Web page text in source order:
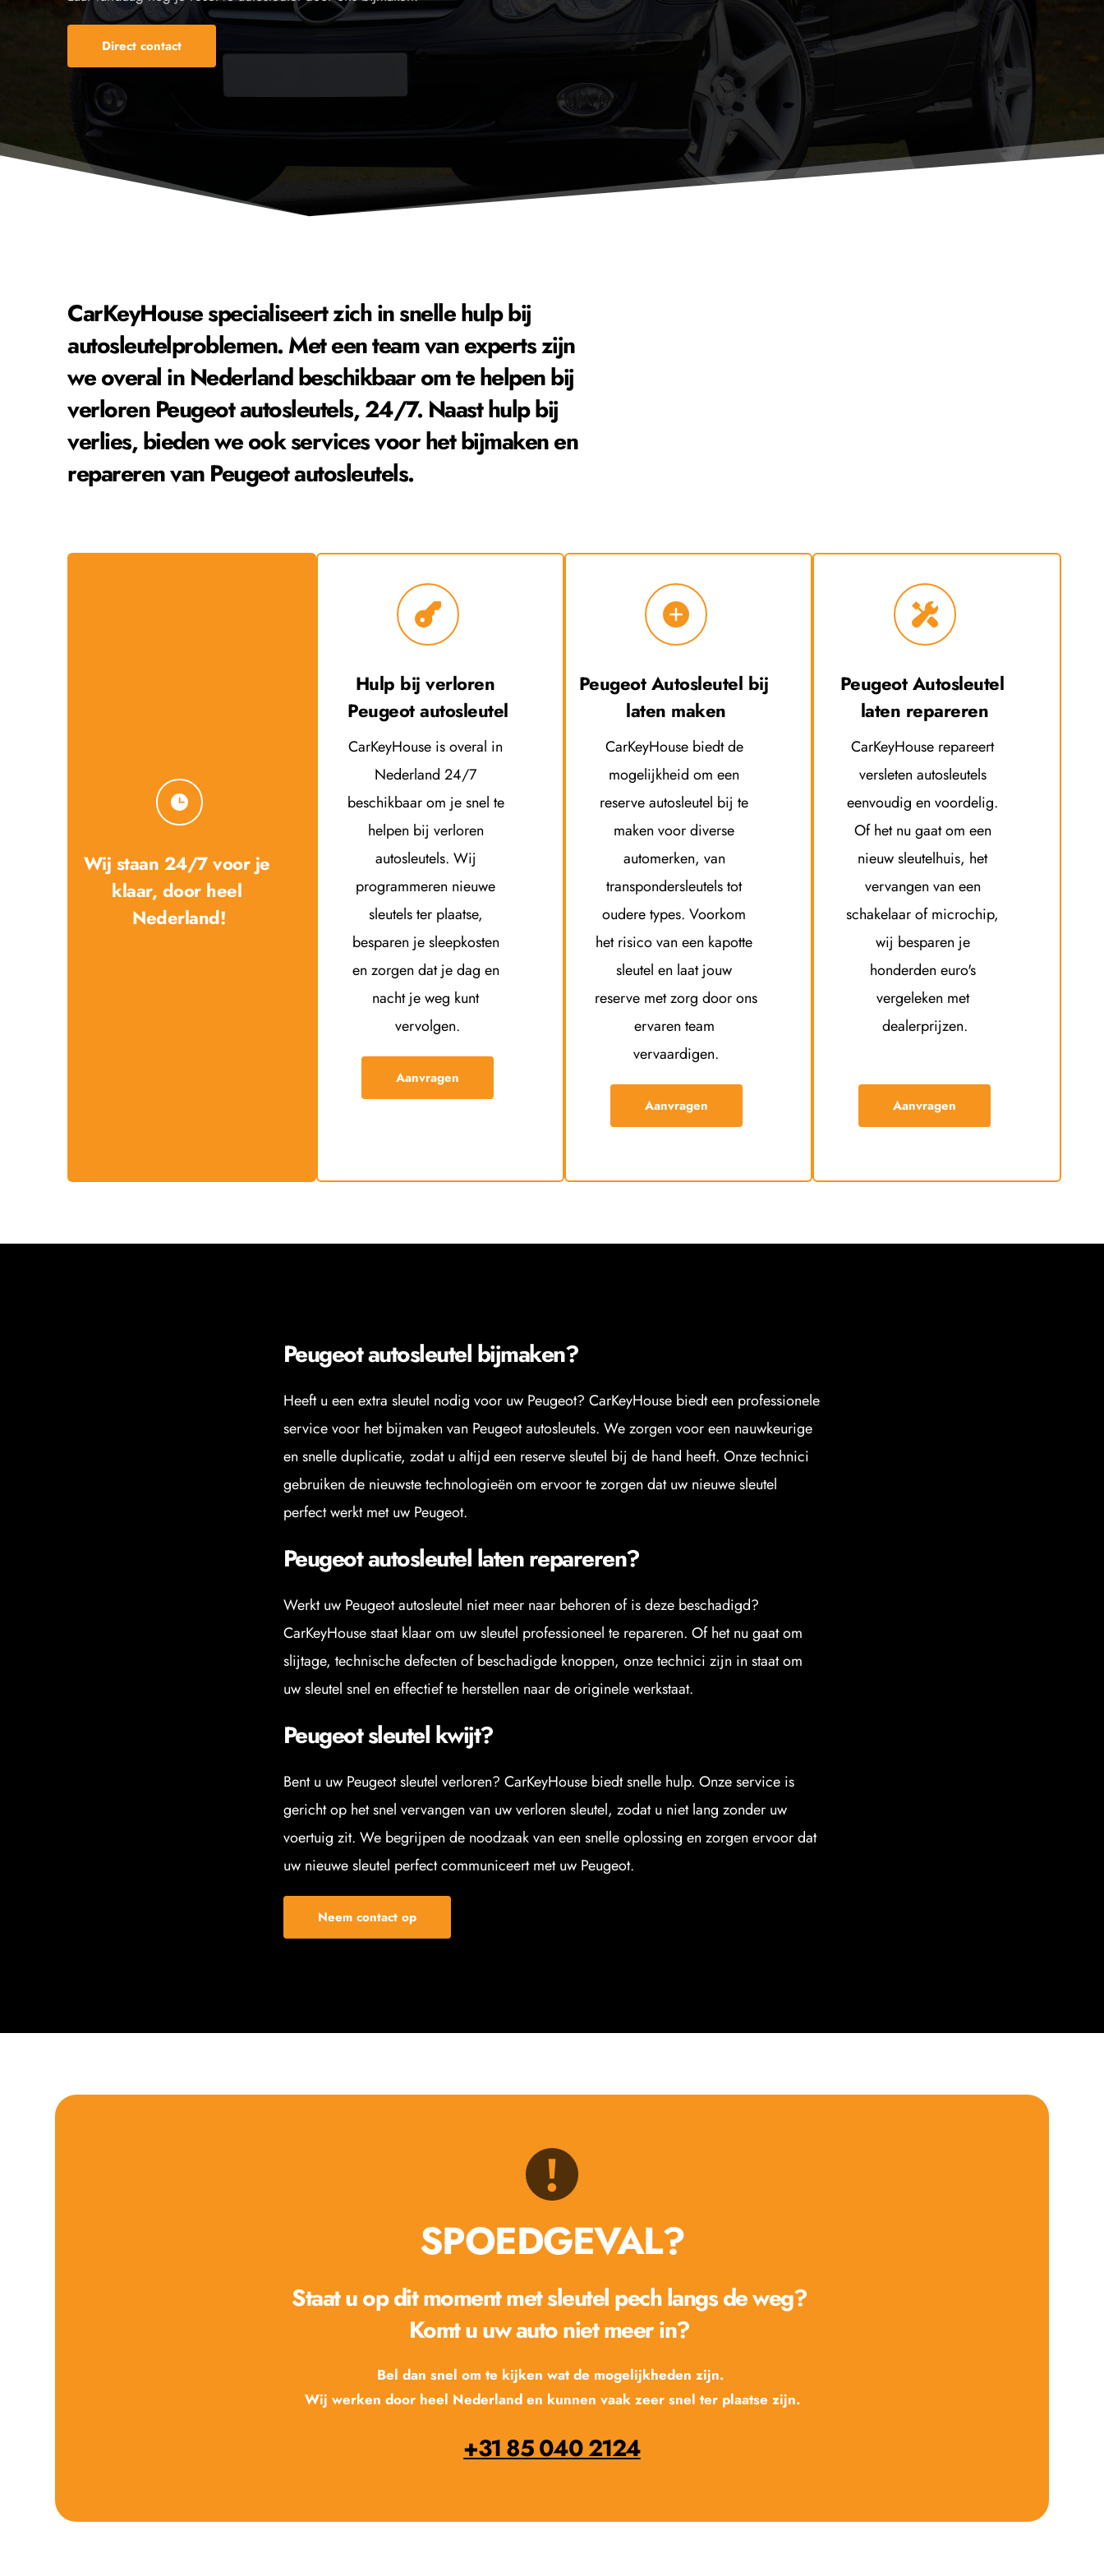
Direct contact
CarKeyHouse specialiseert zich in snelle hulp bij
autosleutelproblemen. Met een team van experts zijn
we overal in Nederland beschikbaar om te helpen bij
verloren Peugeot autosleutels, 24/7. Naast hulp bij
verlies, bieden we ook services voor het bijmaken en
repareren van Peugeot autosleutels.
Wij staan 24/7 voor je
klaar, door heel
Nederland!
Peugeot autosleutel
CarKeyHouse is overal in
Nederland 24/7
beschikbaar om je snel te
helpen bij verloren
autosleutels. Wij
programmeren nieuwe
sleutels ter plaatse,
besparen je sleepkosten
en zorgen dat je dag en
nacht je weg kunt
vervolgen.
Aanvragen
Peugeot Autosleutel bij
laten maken
CarKeyHouse biedt de
mogelijkheid om een
reserve autosleutel bij te
maken voor diverse
automerken, van
transpondersleutels tot
oudere types. Voorkom
het risico van een kapotte
sleutel en laat jouw
reserve met zorg door ons
ervaren team
vervaardigen.
Aanvragen
Peugeot Autosleutel
laten repareren
CarKeyHouse repareert
versleten autosleutels
eenvoudig en voordelig.
Of het nu gaat om een
nieuw sleutelhuis, het
vervangen van een
schakelaar of microchip,
wij besparen je
honderden euro's
vergeleken met
dealerprijzen.
Aanvragen
Peugeot autosleutel bijmaken?
Heeft u een extra sleutel nodig voor uw Peugeot? CarKeyHouse biedt een professionele
service voor het bijmaken van Peugeot autosleutels. We zorgen voor een nauwkeurige
en snelle duplicatie, zodat u altijd een reserve sleutel bij de hand heeft. Onze technici
gebruiken de nieuwste technologieën om ervoor te zorgen dat uw nieuwe sleutel
perfect werkt met uw Peugeot.
Peugeot autosleutel laten repareren?
Werkt uw Peugeot autosleutel niet meer naar behoren of is deze beschadigd?
CarKeyHouse staat klaar om uw sleutel professioneel te repareren. Of het nu gaat om
slijtage, technische defecten of beschadigde knoppen, onze technici zijn in staat om
uw sleutel snel en effectief te herstellen naar de originele werkstaat.
Peugeot sleutel kwijt?
Bent u uw Peugeot sleutel verloren? CarKeyHouse biedt snelle hulp. Onze service is
gericht op het snel vervangen van uw verloren sleutel, zodat u niet lang zonder uw
voertuig zit. We begrijpen de noodzaak van een snelle oplossing en zorgen ervoor dat
uw nieuwe sleutel perfect communiceert met uw Peugeot.
Neem contact op
SPOEDGEVAL?
Staat u op dit moment met sleutel pech langs de weg?
Komt u uw auto niet meer in?
Bel dan snel om te kijken wat de mogelijkheden zijn.
Wij werken door heel Nederland en kunnen vaak zeer snel ter plaatse zijn.
+31 85 040 2124